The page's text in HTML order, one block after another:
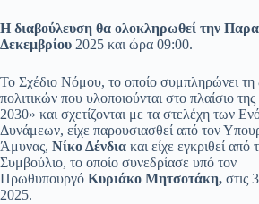
Η διαβούλευση θα ολοκληρωθεί την
Δεκεμβρίου 2025 και ώρα 09:00.
Το Σχέδιο Νόμου, το οποίο συμπληρώνει
πολιτικών που υλοποιούνται στο πλαίσιο
2030» και σχετίζονται με τα στελέχη των
Δυνάμεων, είχε παρουσιασθεί από τον
Άμυνας, Νίκο Δένδια και είχε εγκριθεί
Συμβούλιο, το οποίο συνεδρίασε υπό τον
Πρωθυπουργό Κυριάκο Μητσοτάκη, στις
2025.